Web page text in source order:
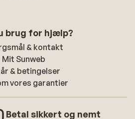
brug for hjælp?
& kontakt
Mit Sunweb
& betingelser
vores garantier
Betal sikkert og nemt